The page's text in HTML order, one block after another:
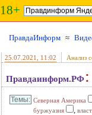
18+
ПравдаИнформ ≈
25.07.2021 , 11:02 Анализ
Правдаинформ.РФ:
Северная Америка
буржуазия
,